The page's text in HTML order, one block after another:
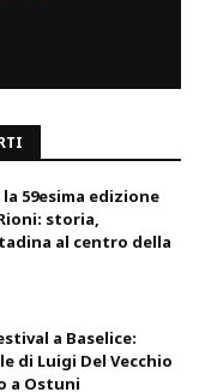
59esima edizione
storia,
al centro della
a Baselice:
di Luigi Del Vecchio
a Ostuni